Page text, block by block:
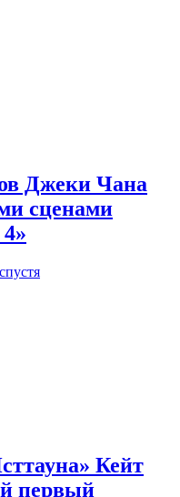
Джеки Чана
сценами
Кейт
первый